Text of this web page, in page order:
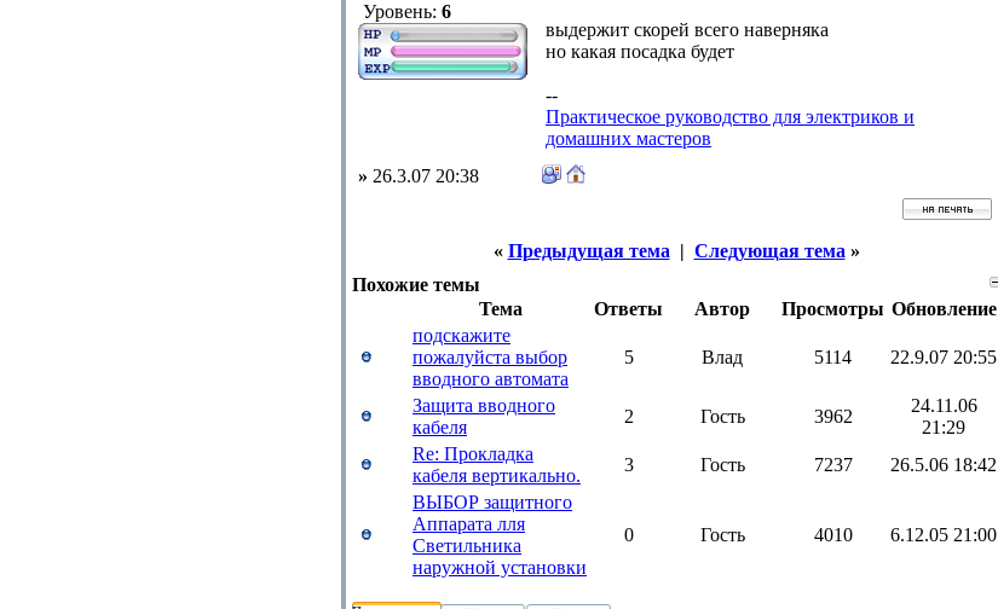
Уровень: 6
выдержит скорей всего наверняка
но какая посадка будет
--
Практическое руководство для электриков и
домашних мастеров
» 26.3.07 20:38
« Предыдущая тема | Следующая тема »
Похожие темы
Тема
Ответы Автор Просмотры Обновление
подскажите
пожалуйста выбор
вводного автомата
5 Влад 5114 22.9.07 20:55
Защита вводного
кабеля
2 Гость 3962
24.11.06
21:29
Re: Прокладка
кабеля вертикально.
3 Гость 7237
26.5.06 18:42
ВЫБОР защитного
Аппарата лля
Светильника
наружной установки
0 Гость 4010 6.12.05 21:00